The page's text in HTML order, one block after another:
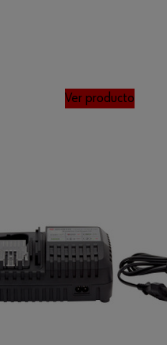
Ver producto